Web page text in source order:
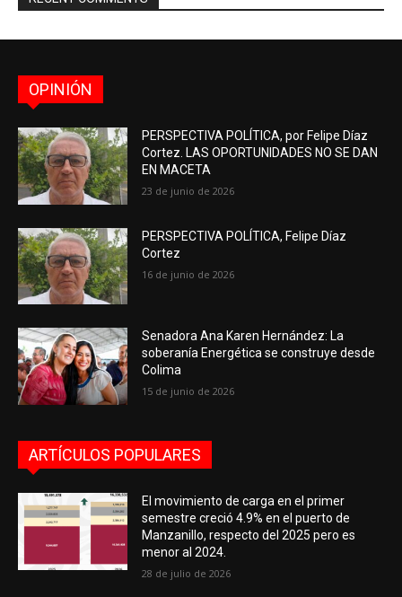
OPINIÓN
PERSPECTIVA POLÍTICA, por Felipe Díaz
Cortez. LAS OPORTUNIDADES NO SE DAN
EN MACETA
23 de junio de 2026
PERSPECTIVA POLÍTICA, Felipe Díaz
Cortez
16 de junio de 2026
Senadora Ana Karen Hernández: La
soberanía Energética se construye desde
Colima
15 de junio de 2026
ARTÍCULOS POPULARES
El movimiento de carga en el primer
semestre creció 4.9% en el puerto de
Manzanillo, respecto del 2025 pero es
menor al 2024.
28 de julio de 2026